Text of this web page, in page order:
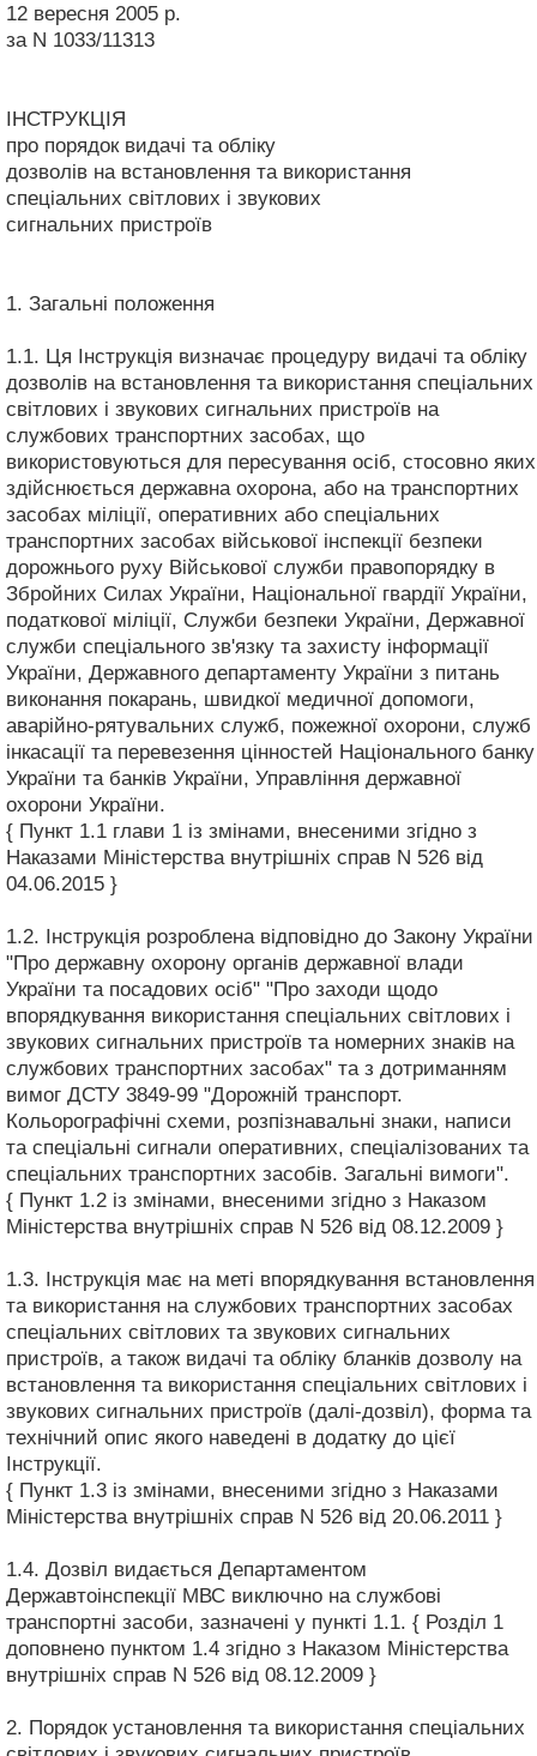
12 вересня 2005 р.
за N 1033/11313
ІНСТРУКЦІЯ
про порядок видачі та обліку
дозволів на встановлення та використання
спеціальних світлових і звукових
сигнальних пристроїв
1. Загальні положення
1.1. Ця Інструкція визначає процедуру видачі та обліку
дозволів на встановлення та використання спеціальних
світлових і звукових сигнальних пристроїв на
службових транспортних засобах, що
використовуються для пересування осіб, стосовно яких
здійснюється державна охорона, або на транспортних
засобах міліції, оперативних або спеціальних
транспортних засобах військової інспекції безпеки
дорожнього руху Військової служби правопорядку в
Збройних Силах України, Національної гвардії України,
податкової міліції, Служби безпеки України, Державної
служби спеціального зв'язку та захисту інформації
України, Державного департаменту України з питань
виконання покарань, швидкої медичної допомоги,
аварійно-рятувальних служб, пожежної охорони, служб
інкасації та перевезення цінностей Національного банку
України та банків України, Управління державної
охорони України.
{ Пункт 1.1 глави 1 із змінами, внесеними згідно з
Наказами Міністерства внутрішніх справ N 526 від
04.06.2015 }
1.2. Інструкція розроблена відповідно до Закону України
"Про державну охорону органів державної влади
України та посадових осіб" "Про заходи щодо
впорядкування використання спеціальних світлових і
звукових сигнальних пристроїв та номерних знаків на
службових транспортних засобах" та з дотриманням
вимог ДСТУ 3849-99 "Дорожній транспорт.
Кольорографічні схеми, розпізнавальні знаки, написи
та спеціальні сигнали оперативних, спеціалізованих та
спеціальних транспортних засобів. Загальні вимоги".
{ Пункт 1.2 із змінами, внесеними згідно з Наказом
Міністерства внутрішніх справ N 526 від 08.12.2009 }
1.3. Інструкція має на меті впорядкування встановлення
та використання на службових транспортних засобах
спеціальних світлових та звукових сигнальних
пристроїв, а також видачі та обліку бланків дозволу на
встановлення та використання спеціальних світлових і
звукових сигнальних пристроїв (далі-дозвіл), форма та
технічний опис якого наведені в додатку до цієї
Інструкції.
{ Пункт 1.3 із змінами, внесеними згідно з Наказами
Міністерства внутрішніх справ N 526 від 20.06.2011 }
1.4. Дозвіл видається Департаментом
Державтоінспекції МВС виключно на службові
транспортні засоби, зазначені у пункті 1.1. { Розділ 1
доповнено пунктом 1.4 згідно з Наказом Міністерства
внутрішніх справ N 526 від 08.12.2009 }
2. Порядок установлення та використання спеціальних